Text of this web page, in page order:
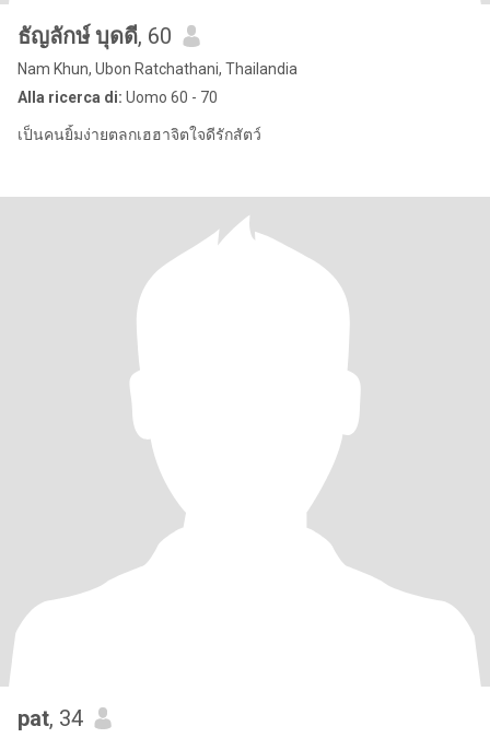
ธัญลักษ์ บุดดี, 60
Nam Khun, Ubon Ratchathani, Thailandia
Alla ricerca di: Uomo 60 - 70
เป็นคนยิ้มง่ายตลกเฮฮาจิตใจดีรักสัตว์
pat, 34